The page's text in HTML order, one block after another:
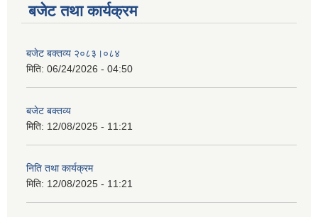
बजेट तथा कार्यक्रम
बजेट बक्तव्य २०८३।०८४
मिति: 06/24/2026 - 04:50
बजेट बक्तव्य
मिति: 12/08/2025 - 11:21
निति तथा कार्यक्रम
मिति: 12/08/2025 - 11:21